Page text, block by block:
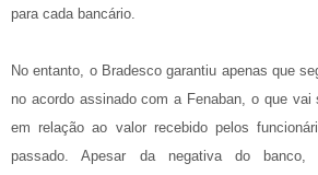
para cada bancário.
No entanto, o Bradesco garantiu apenas que
no acordo assinado com a Fenaban, o que vai
em relação ao valor recebido pelos
passado. Apesar da negativa do banco,